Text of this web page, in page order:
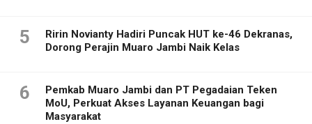
5
Ririn Novianty Hadiri Puncak HUT ke-46 Dekranas,
Dorong Perajin Muaro Jambi Naik Kelas
6
Pemkab Muaro Jambi dan PT Pegadaian Teken
MoU, Perkuat Akses Layanan Keuangan bagi
Masyarakat